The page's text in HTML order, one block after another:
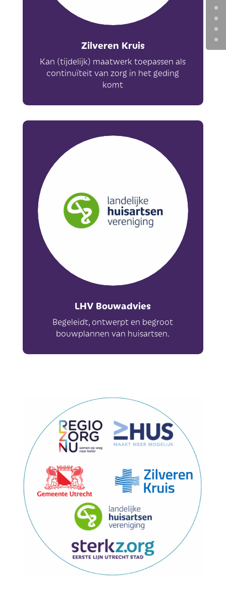
Zilveren Kruis
Kan (tijdelijk) maatwerk toepassen als
continuïteit van zorg in het geding
komt
LHV Bouwadvies
Begeleidt, ontwerpt en begroot
bouwplannen van huisartsen.